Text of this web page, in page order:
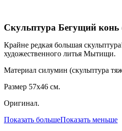
Скульптура Бегущий конь
Крайне редкая большая
художественного литья Мытищи.
Материал силумин (скульптура
Размер 57х46 см.
Оригинал.
Показать большеПоказать меньше